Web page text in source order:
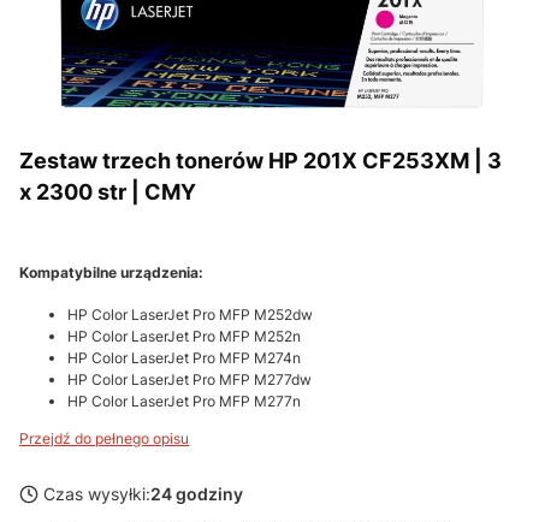
Zestaw trzech tonerów HP 201X CF253XM | 3
x 2300 str | CMY
Kompatybilne urządzenia:
HP Color LaserJet Pro MFP M252dw
HP Color LaserJet Pro MFP M252n
HP Color LaserJet Pro MFP M274n
HP Color LaserJet Pro MFP M277dw
HP Color LaserJet Pro MFP M277n
Przejdź do pełnego opisu
Czas wysyłki:24 godziny